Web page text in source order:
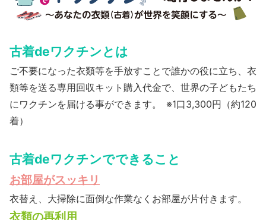
古着deワクチンとは
ご不要になった衣類等を手放すことで誰かの役に立ち、衣
類等を送る専用回収キット購入代金で、世界の子どもたち
にワクチンを届ける事ができます。 ※1口3,300円（約120
着）
古着deワクチンでできること
お部屋がスッキリ
衣替え、大掃除に面倒な作業なくお部屋が片付きます。
衣類の再利用